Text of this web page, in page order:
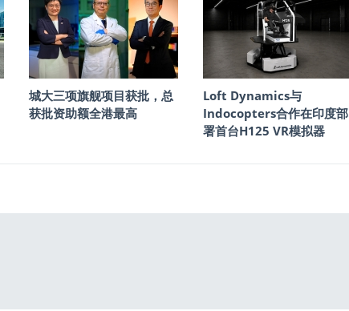
城大三项旗舰项目获批，总
获批资助额全港最高
Loft Dynamics与
Indocopters合作在印度部
署首台H125 VR模拟器